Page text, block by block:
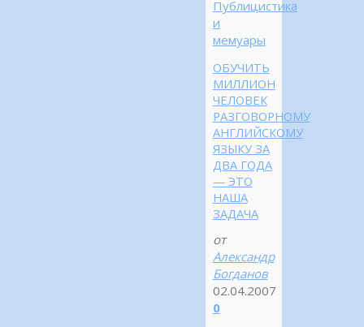
Публицистика
и
мемуары
ОБУЧИТЬ
МИЛЛИОН
ЧЕЛОВЕК
РАЗГОВОРНОМУ
АНГЛИЙСКОМУ
ЯЗЫКУ ЗА
ДВА ГОДА
— ЭТО
НАША
ЗАДАЧА
от
Александр
Богданов
02.04.2007
0